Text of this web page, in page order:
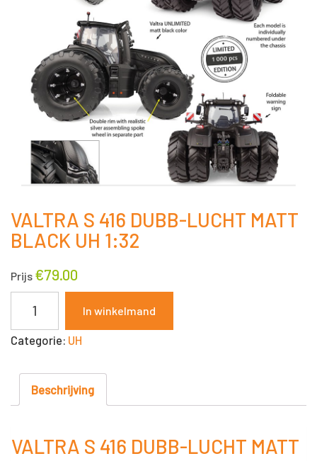
VALTRA S 416 DUBB-LUCHT MATT
BLACK UH 1:32
Prijs €79.00
416
LUCHT
MATT
UH
In winkelmand
Categorie: UH
Beschrijving
VALTRA S 416 DUBB-LUCHT MATT